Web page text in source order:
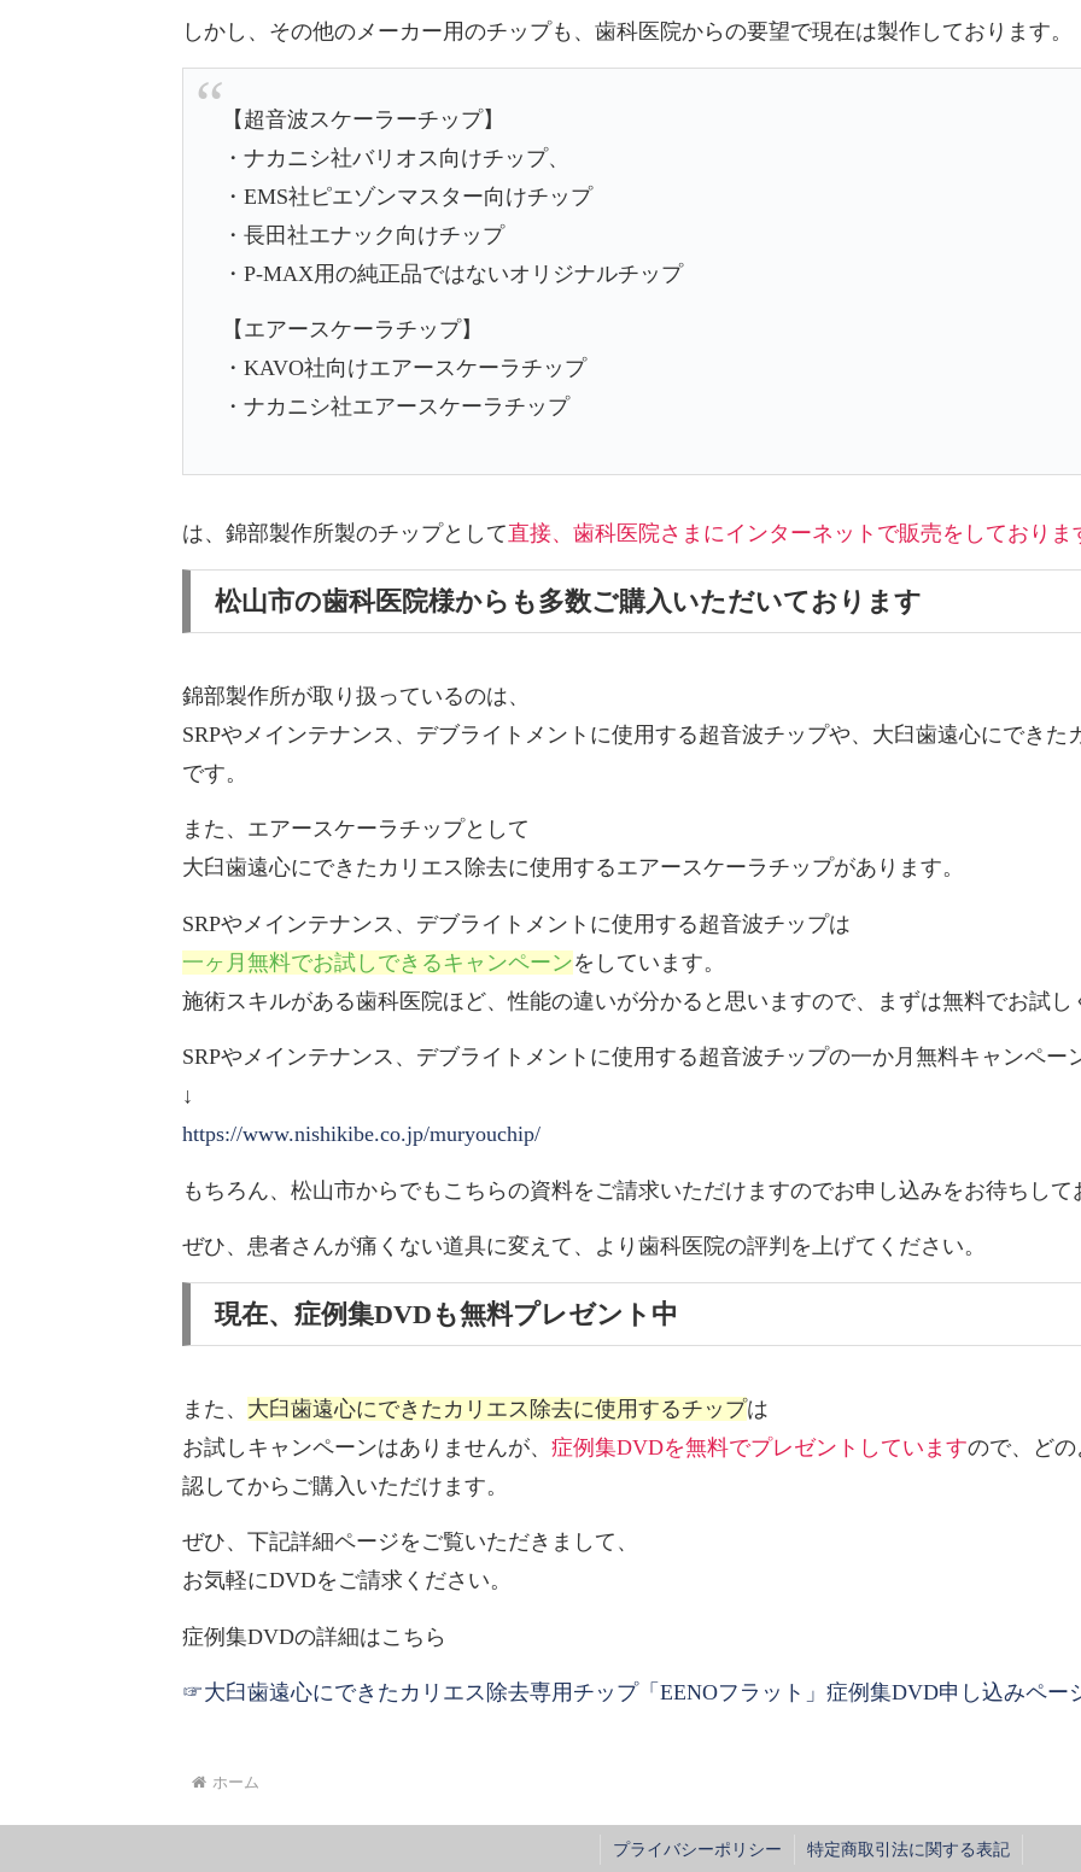
しかし、その他のメーカー用のチップも、歯科医院からの要望で現在は製作しております。
【超音波スケーラーチップ】
・ナカニシ社バリオス向けチップ、
・EMS社ピエゾンマスター向けチップ
・長田社エナック向けチップ
・P-MAX用の純正品ではないオリジナルチップ
【エアースケーラチップ】
・KAVO社向けエアースケーラチップ
・ナカニシ社エアースケーラチップ
は、 錦部製作所製のチップとして直接、歯科医院さまにインターネットで販売をしておりま
松山市の歯科医院様からも多数ご購入いただいております
錦部製作所が取り扱っているのは、
SRPやメインテナンス、デブライトメントに使用する超音波チップや、大臼歯遠心にでき
です。
また、エアースケーラチップとして
大臼歯遠心にできたカリエス除去に使用するエアースケーラチップがあります。
SRPやメインテナンス、デブライトメントに使用する超音波チップは
一ヶ月無料でお試しできるキャンペーンをしています。
施術スキルがある歯科医院ほど、性能の違いが分かると思いますので、まずは無料でお試し
SRPやメインテナンス、デブライトメントに使用する超音波チップの一か月無料キャンペー
↓
https://www.nishikibe.co.jp/muryouchip/
もちろん、松山市からでもこちらの資料をご請求いただけますのでお申し込みをお待ちして
ぜひ、患者さんが痛くない道具に変えて、より歯科医院の評判を上げてください。
現在、症例集DVDも無料プレゼント中
また、 大臼歯遠心にできたカリエス除去に使用するチップは
お試しキャンペーンはありませんが、 症例集DVDを無料でプレゼントしていますので、ど
認してからご購入いただけます。
ぜひ、下記詳細ページをご覧いただきまして、
お気軽にDVDをご請求ください。
症例集DVDの詳細はこちら
☞大臼歯遠心にできたカリエス除去専用チップ「EENOフラット」症例集DVD申し込みペー
ホーム
プライバシーポリシー 特定商取引法に関する表記